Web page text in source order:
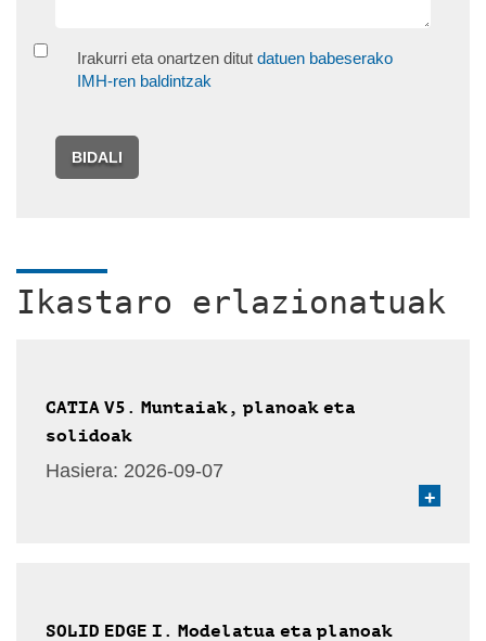
Irakurri eta onartzen ditut datuen babeserako
IMH-ren baldintzak
BIDALI
Ikastaro erlazionatuak
CATIA V5. Muntaiak, planoak eta
solidoak
Hasiera: 2026-09-07
+
SOLID EDGE I. Modelatua eta planoak